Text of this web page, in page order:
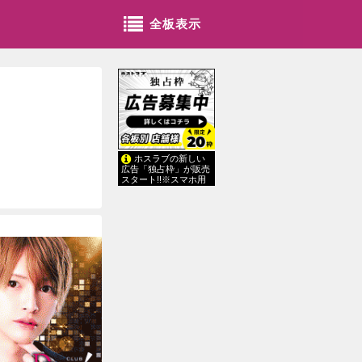
全板表示
ホスラブの新しい
広告「独占枠」が販売
スタート!!※スマホ用